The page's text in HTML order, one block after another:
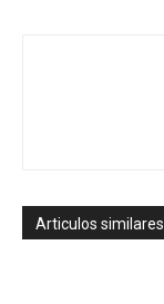
Articulos similares